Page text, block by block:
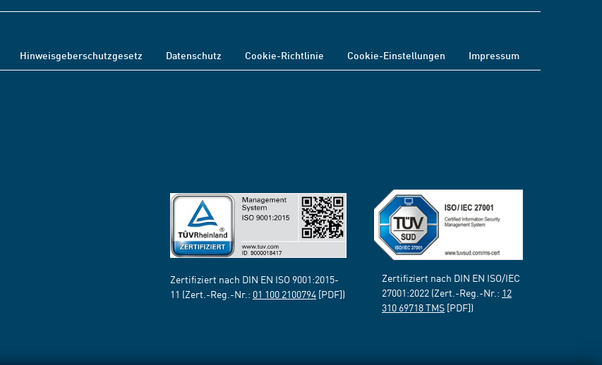
Hinweisgeberschutzgesetz Datenschutz Cookie-Richtlinie Cookie-Einstellungen Impressum
Zertifiziert nach DIN EN ISO 9001:2015-
11 (Zert.-Reg.-Nr.: 01 100 2100794 [PDF])
Zertifiziert nach DIN EN ISO/IEC
27001:2022 (Zert.-Reg.-Nr.: 12
310 69718 TMS [PDF])